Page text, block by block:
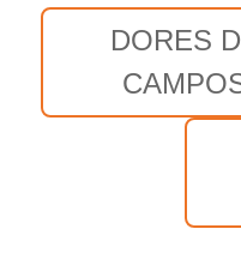
DORES